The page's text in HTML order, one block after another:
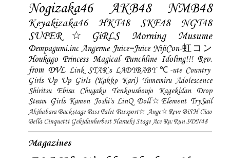
Nogizaka46 AKB48 NMB48
Keyakizaka46 HKT48 SKE48
NGT48
SUPER☆GiRLS
Morning Musume
Dempagumi.inc Angerme Juice=Juice NijiCon-虹コン
Houkago Princess Magical Punchline Idoling!!! Rev.
from DVL Link STAR`s LADYBABY ℃-ute Country
Girls Up Up Girls (Kakko Kari) Yumemiru Adolescence
Shiritsu Ebisu Chugaku
Tenkoushoujo Kagekidan
Drop
Steam Girls Kamen Joshi's LinQ Doll☆Element TrySail
Akihabara Backstage Pass Palet Passport☆ Ange☆Reve BiSH Ciao
Bella Cinquetti Gekidanherbest Haraeki Stage Ace Ru:Run SDN48
Magazines